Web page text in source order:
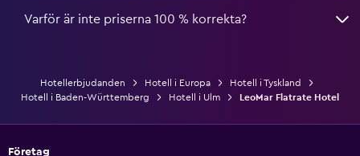
Varför är inte priserna 100 % korrekta?
Hotellerbjudanden Hotell i Europa
Hotell i Tyskland
Hotell i Baden-Württemberg
Hotell i Ulm LeoMar Flatrate Hotel
Företag